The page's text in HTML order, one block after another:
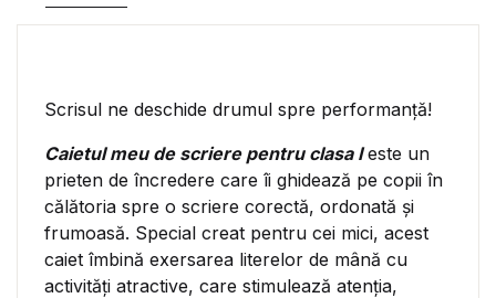
Scrisul ne deschide drumul spre performanță!
Caietul meu de scriere pentru clasa Ieste un
prieten de încredere care îi ghidează pe copii în
călătoria spre o scriere corectă, ordonată și
frumoasă. Special creat pentru cei mici, acest
caiet îmbină exersarea literelor de mână cu
activități atractive, care stimulează atenția,